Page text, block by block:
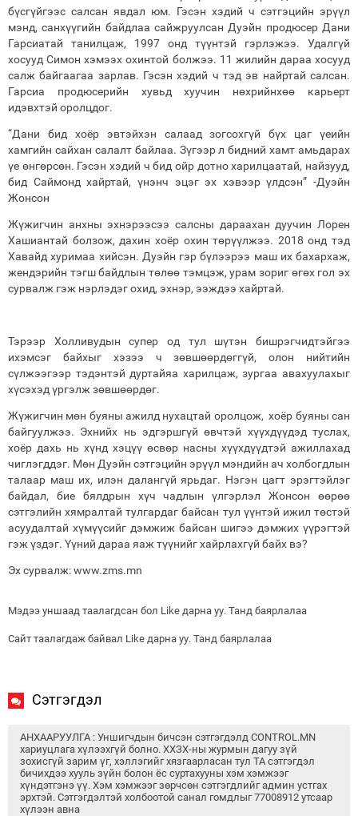
бүсгүйгээс салсан явдал юм. Гэсэн хэдий ч сэтгэцийн эрүүл
мэнд, санхүүгийн байдлаа сайжруулсан Дуэйн продюсер Дани
Гарсиатай танилцаж, 1997 онд түүнтэй гэрлэжээ. Удалгүй
хосууд Симон хэмээх охинтой болжээ. 11 жилийн дараа хосууд
салж байгаагаа зарлав. Гэсэн хэдий ч тэд эв найртай салсан.
Гарсиа продюсерийн хувьд хуучин нөхрийнхөө карьерт
идэвхтэй оролцдог.
“Дани бид хоёр эвтэйхэн салаад зогсохгүй бүх цаг үеийн
хамгийн сайхан салалт байлаа. Зүгээр л бидний хамт амьдарах
үе өнгөрсөн. Гэсэн хэдий ч бид ойр дотно харилцаатай, найзууд,
бид Саймонд хайртай, үнэнч эцэг эх хэвээр үлдсэн” -Дуэйн
Жонсон
Жүжигчин анхны эхнэрээсээ салсны дараахан дуучин Лорен
Хашиантай болзож, дахин хоёр охин төрүүлжээ. 2018 онд тэд
Хавайд хуримаа хийсэн. Дуэйн гэр бүлээрээ маш их бахархаж,
жендэрийн тэгш байдлын төлөө тэмцэж, урам зориг өгөх гол эх
сурвалж гэж нэрлэдэг охид, эхнэр, ээждээ хайртай.
Тэрээр Холливудын супер од тул шүтэн бишрэгчидтэйгээ
ихэмсэг байхыг хэзээ ч зөвшөөрдөггүй, олон нийтийн
сүлжээгээр тэдэнтэй дуртайяа харилцаж, зургаа авахуулахыг
хүсэхэд үргэлж зөвшөөрдөг.
Жүжигчин мөн буяны ажилд нухацтай оролцож, хоёр буяны сан
байгуулжээ. Эхнийх нь эдгэршгүй өвчтэй хүүхдүүдэд туслах,
хоёр дахь нь хүнд хэцүү өсвөр насны хүүхдүүдтэй ажиллахад
чиглэгддэг. Мөн Дуэйн сэтгэцийн эрүүл мэндийн ач холбогдлын
талаар маш их, илэн далангүй ярьдаг. Нэгэн цагт эрэгтэйлэг
байдал, бие бялдрын хүч чадлын үлгэрлэл Жонсон өөрөө
сэтгэлийн хямралтай тулгардаг байсан тул үүнтэй ижил төстэй
асуудалтай хүмүүсийг дэмжиж байсан шигээ дэмжих үүрэгтэй
гэж үздэг. Үүний дараа яаж түүнийг хайрлахгүй байх вэ?
Эх сурвалж: www.zms.mn
Мэдээ уншаад таалагдсан бол Like дарна уу. Танд баярлалаа
Сайт таалагдаж байвал Like дарна уу. Танд баярлалаа
Сэтгэгдэл
АНХААРУУЛГА : Уншигчдын бичсэн сэтгэгдэлд CONTROL.MN
хариуцлага хүлээхгүй болно. ХХЗХ-ны журмын дагуу зүй
зохисгүй зарим үг, хэллэгийг хязгаарласан тул ТА сэтгэгдэл
бичихдээ хууль зүйн болон ёс суртахууны хэм хэмжээг
хүндэтгэнэ үү. Хэм хэмжээг зөрчсөн сэтгэгдлийг админ устгах
эрхтэй. Сэтгэгдэлтэй холбоотой санал гомдлыг 77008912 утсаар
хүлээн авна